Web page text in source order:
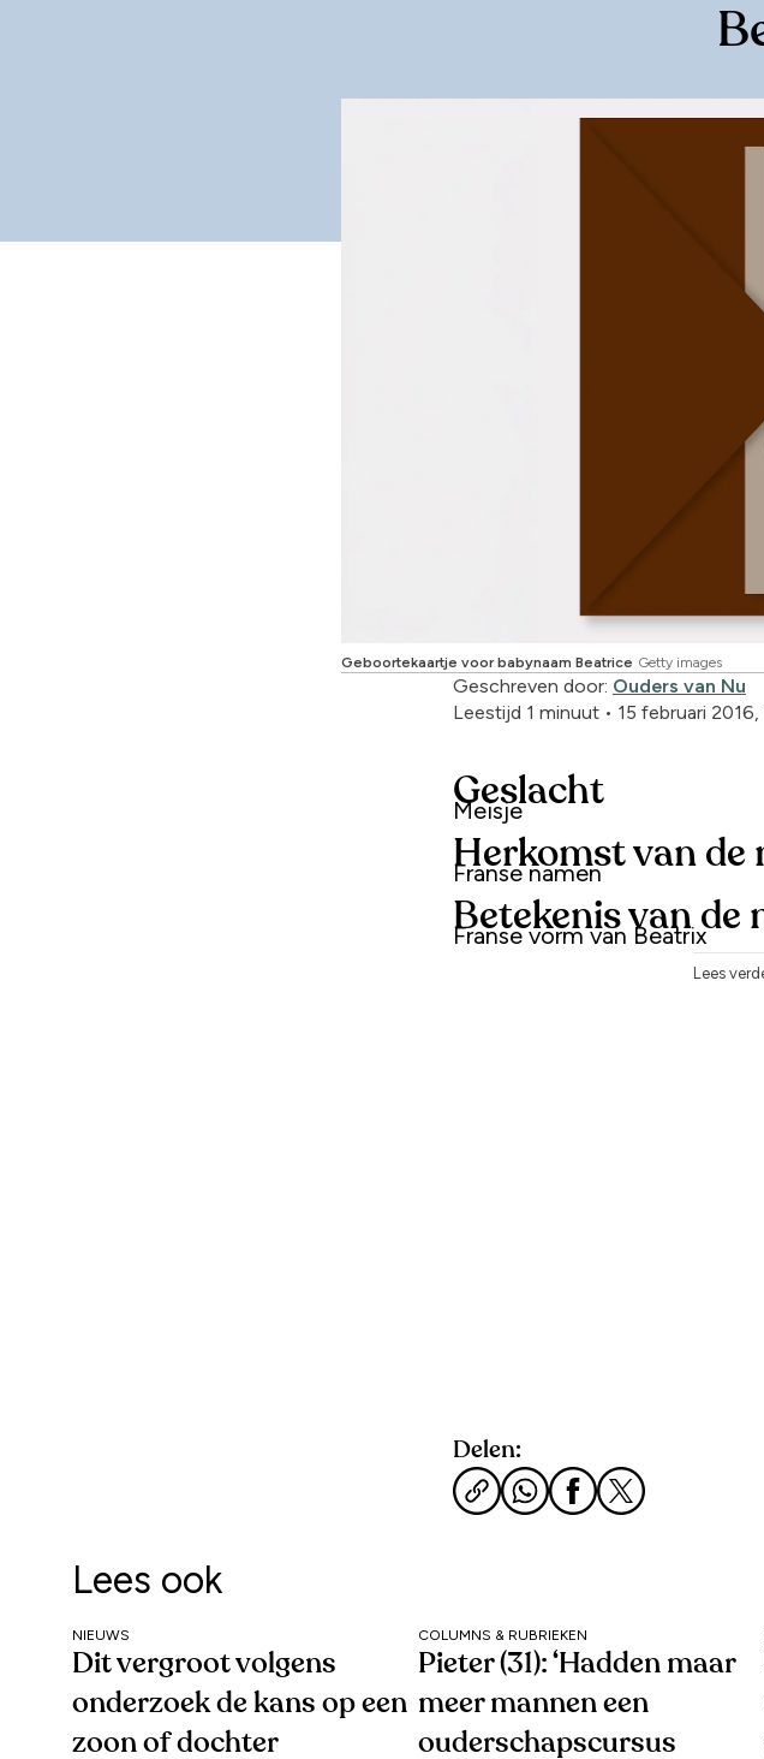
Geboortekaartje voor babynaam Beatrice Getty images
Geschreven door: Ouders van Nu
Leestijd 1 minuut • 15 februari 2016,
Geslacht
Meisje
Herkomst van de
Franse namen
Betekenis van de
Franse vorm van Beatrix
Lees
Delen:
Lees ook
NIEUWS
Dit vergroot volgens
onderzoek de kans op een
zoon of dochter
COLUMNS & RUBRIEKEN
Pieter (31): ‘Hadden maar
meer mannen een
ouderschapscursus